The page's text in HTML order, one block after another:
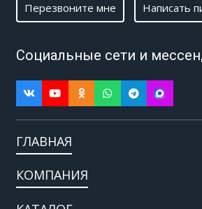
Перезвоните мне Написать
Социальные сети и
ГЛАВНАЯ
КОМПАНИЯ